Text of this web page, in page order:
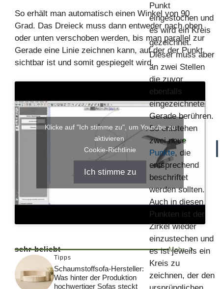
So erhält man automatisch einen Winkel von 90
Grad. Das Dreieck muss dann entweder nach oben
oder unten verschoben werden, bis man parallel zur
Gerade eine Linie zeichnen kann, auf der der Punkt
sichtbar ist und somit gespiegelt wird.
Punkt
eingestochen und
es wird ein Kreis
gezeichnet.
Dieser muss aber
an zwei Stellen
die zuvor
ebenfalls
eingezeichnete
Gerade berühren.
So entstehen
zwei neue
Punkte, die
entsprechend
beschriftet
werden sollten.
Auch in diesen
Punkten ist der
Zirkel wieder
einzustechen und
es ist jeweils ein
Kreis zu
zeichnen, der den
Klicke auf "Ich stimme zu", um Youtube zu
aktivieren
Cookie-Richtlinie
Ich stimme zu
sehr beliebt Mehr
Tipps
Schaumstoffsofa-Hersteller:
Was hinter der Produktion
hochwertiger Sofas steckt